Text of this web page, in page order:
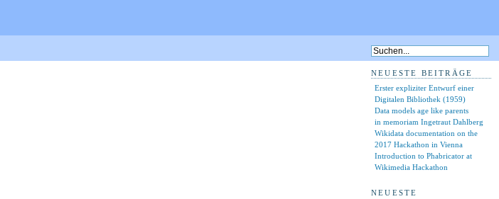
NEUESTE BEITRÄGE
Erster expliziter Entwurf einer
Digitalen Bibliothek (1959)
Data models age like parents
in memoriam Ingetraut Dahlberg
Wikidata documentation on the
2017 Hackathon in Vienna
Introduction to Phabricator at
Wikimedia Hackathon
NEUESTE